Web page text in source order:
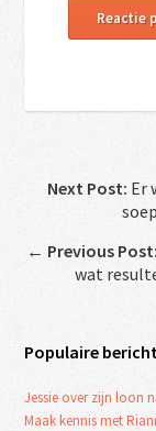
Next Post: Er
← Previous Post:
wat
Populaire
Jessie over zijn loon
Maak kennis met